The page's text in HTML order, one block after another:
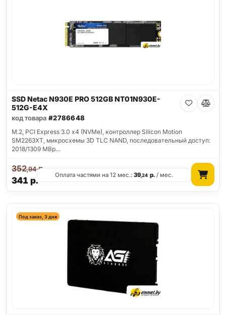
SSD Netac N930E PRO 512GB NT01N930E-
512G-E4X
код товара #2786648
M.2, PCI Express 3.0 x4 (NVMe), контроллер Silicon Motion
SM2263XT, микросхемы 3D TLC NAND, последовательный доступ:
2018/1309 MBp…
341 р.
352,94р.
Оплата частями на 12 мес.:39,24 р./ мес.
Под заказ, 3 дня